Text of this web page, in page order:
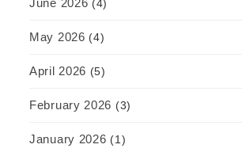
June 2026 (4)
May 2026 (4)
April 2026 (5)
February 2026 (3)
January 2026 (1)